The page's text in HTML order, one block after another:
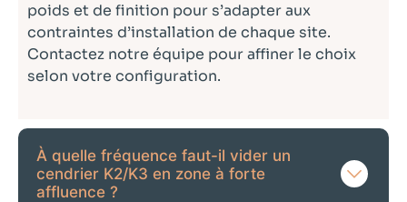
poids et de finition pour s’adapter aux
contraintes d’installation de chaque site.
Contactez notre équipe pour affiner le choix
selon votre configuration.
À quelle fréquence faut-il vider un
cendrier K2/K3 en zone à forte
affluence ?